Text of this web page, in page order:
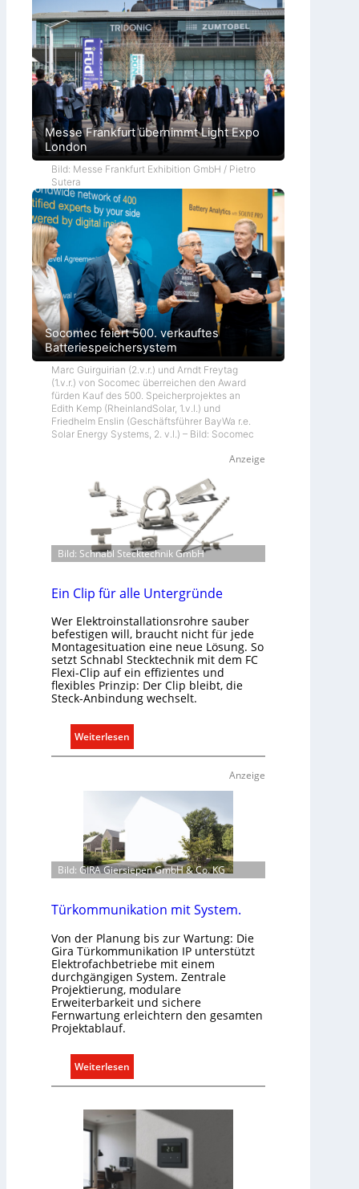
Messe Frankfurt übernimmt Light Expo
London
Bild: Messe Frankfurt Exhibition GmbH / Pietro
Sutera
Socomec feiert 500. verkauftes
Batteriespeichersystem
Marc Guirguirian (2.v.r.) und Arndt Freytag
(1.v.r.) von Socomec überreichen den Award
fürden Kauf des 500. Speicherprojektes an
Edith Kemp (RheinlandSolar, 1.v.l.) und
Friedhelm Enslin (Geschäftsführer BayWa r.e.
Solar Energy Systems, 2. v.l.) – Bild: Socomec
Anzeige
Bild: Schnabl Stecktechnik GmbH
Ein Clip für alle Untergründe
Wer Elektroinstallationsrohre sauber
befestigen will, braucht nicht für jede
Montagesituation eine neue Lösung. So
setzt Schnabl Stecktechnik mit dem FC
Flexi-Clip auf ein effizientes und
flexibles Prinzip: Der Clip bleibt, die
Steck-Anbindung wechselt.
Weiterlesen
E
C
f
r
l
l
e
U
n
t
r
r
ü
e
Anzeige
Bild: GIRA Giersiepen GmbH & Co. KG
Türkommunikation mit System.
Von der Planung bis zur Wartung: Die
Gira Türkommunikation IP unterstützt
Elektrofachbetriebe mit einem
durchgängigen System. Zentrale
Projektierung, modulare
Erweiterbarkeit und sichere
Fernwartung erleichtern den gesamten
Projektablauf.
Weiterlesen
T
r
m